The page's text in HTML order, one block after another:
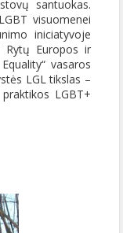
santuokas.
visuomenei
iniciatyvoje
Rytų Europos ir
vasaros
LGL tikslas –
LGBT+